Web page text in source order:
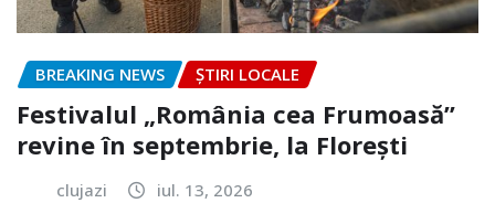
BREAKING NEWS ȘTIRI LOCALE
Festivalul „România cea Frumoasă”
revine în septembrie, la Florești
clujazi iul. 13, 2026